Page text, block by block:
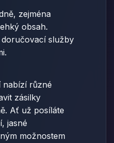
zejména
obsah.
služby
nabízí různé
zásilky
Ať už posíláte
jasné
možnostem